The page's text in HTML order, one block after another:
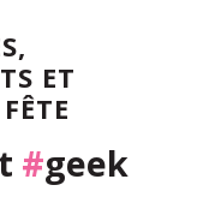
ET
#geek